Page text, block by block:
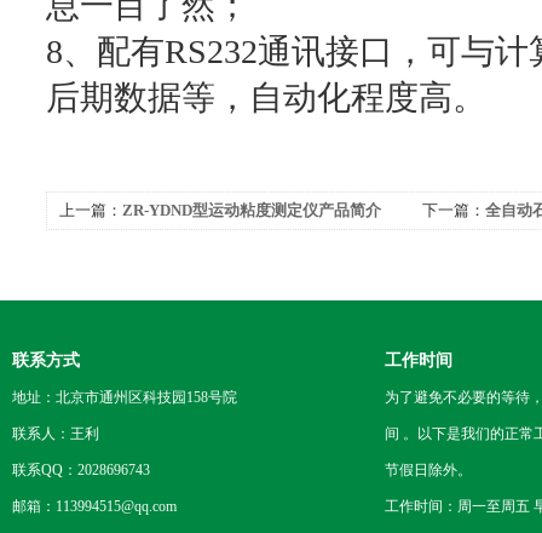
8、配有RS232通讯接口，可与
后期数据等，自动化程度高。
上一篇： ZR-YDND型运动粘度测定仪产品简介 下一篇： 全自动
联系方式
地址：北京市通州区科技园158号院
联系人：王利
联系QQ：2028696743
邮箱：113994515@qq.com
工作时间
为了避免不必要的等待
间 。以下是我们的正常
节假日除外。
工作时间：周一至周五